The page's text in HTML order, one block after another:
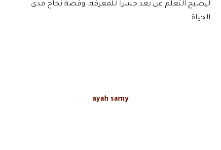
ليصبح التعلم عن بعد جسرا للمعرفة، وقصة نجاح مدى
الحياة.
ayah samy